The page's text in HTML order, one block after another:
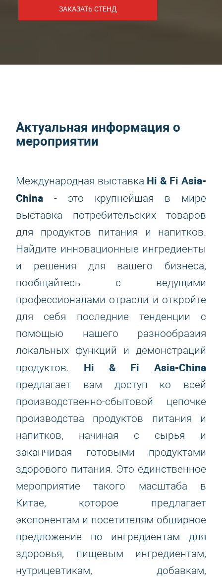
ЗАКАЗАТЬ СТЕНД
Актуальная информация о
мероприятии
Международная выставка Hi & Fi Asia-
China - это крупнейшая в мире
выставка потребительских товаров
для продуктов питания и напитков.
Найдите инновационные ингредиенты
и решения для вашего бизнеса,
пообщайтесь с ведущими
профессионалами отрасли и откройте
для себя последние тенденции с
помощью нашего разнообразия
локальных функций и демонстраций
продуктов. Hi & Fi Asia-China
предлагает вам доступ ко всей
производственно-сбытовой цепочке
производства продуктов питания и
напитков, начиная с сырья и
заканчивая готовыми продуктами
здорового питания. Это единственное
мероприятие такого масштаба в
Китае, которое предлагает
экспонентам и посетителям обширное
предложение по ингредиентам для
здоровья, пищевым ингредиентам,
нутрицевтикам, добавкам,